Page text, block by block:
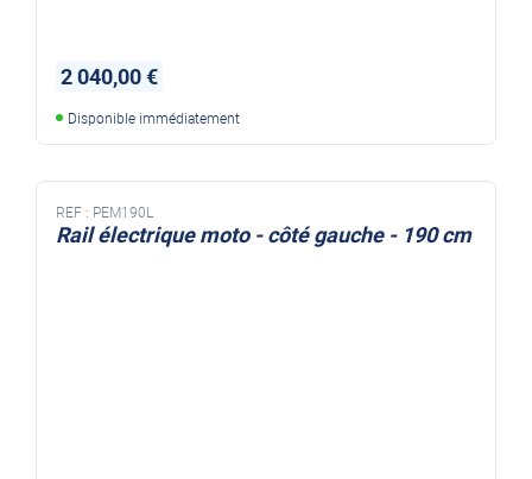
2 040,00 €
Disponible immédiatement
REF : PEM190L
Rail électrique moto - côté gauche - 190 cm